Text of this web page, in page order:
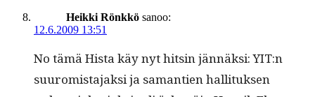
Heikki Rönkkö sanoo:
12.6.2009 13:51
No tämä Hista käy nyt hitsin jän­näk­si: YIT:n
suuromis­ta­jak­si ja samantien hal­li­tuk­sen